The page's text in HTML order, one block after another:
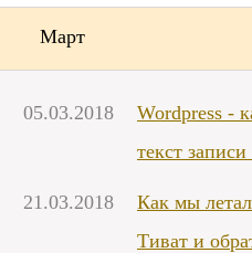
Март
05.03.2018
Wordpress -
текст
21.03.2018
Как мы
Тиват и